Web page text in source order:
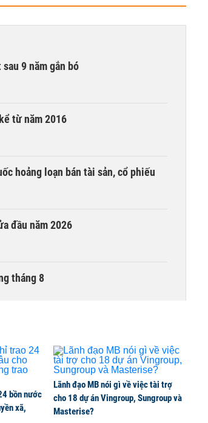
9 năm gắn bó
từ năm 2016
hoảng loạn bán tài sản, cổ phiếu
đầu năm 2026
tháng 8
hai lên HOSE
khiến dòng vốn trong nền kinh tế
bồn nước
xã,
Lãnh đạo MB nói gì về việc tài trợ
cho 18 dự án Vingroup, Sungroup và
Masterise?